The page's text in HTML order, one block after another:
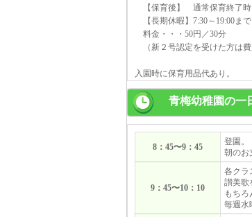
【保育後】 通常保育終了時
【長期休暇】7:30～19:00まで
料金・・・50円／30分
（新２号認定を受けた方は費
入園時に保育用品代あり。
青梅幼稚園の一
8：45〜9：45
登園。
朝のお
9：45〜10：10
各クラ
讃美歌
もちろ
毎週水